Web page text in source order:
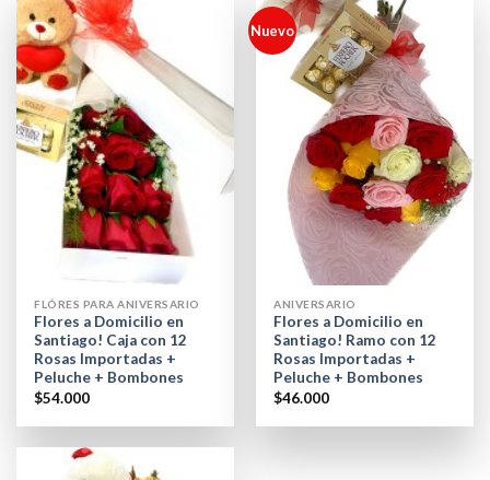
FLÓRES PARA ANIVERSARIO
Flores a Domicilio en
Santiago! Caja con 12
Rosas Importadas +
Peluche + Bombones
$54.000
Nuevo
ANIVERSARIO
Flores a Domicilio en
Santiago! Ramo con 12
Rosas Importadas +
Peluche + Bombones
$46.000